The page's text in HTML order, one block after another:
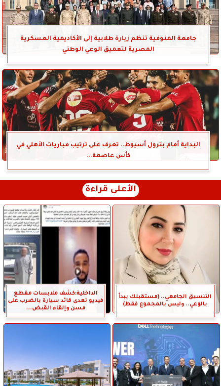
جامعة المنوفية تنظم زيارة طلابية إلى الأكاديمية العسكرية
المصرية لتعميق الوعي الوطني
البداية أمام بترول أسيوط.. تعرف على ترتيب مباريات الأهلي في
كأس عاصمة...
الأعلى قراءة
التنسيق الجامعي.. (مستقبلك يبدأ
بالوعي.. وليس بالمجموع فقط)
الداخلية:كشف ملابسات مقطع
فيديو تعدى قائد سيارة بالضرب على
مسن وإلقاء القبض...